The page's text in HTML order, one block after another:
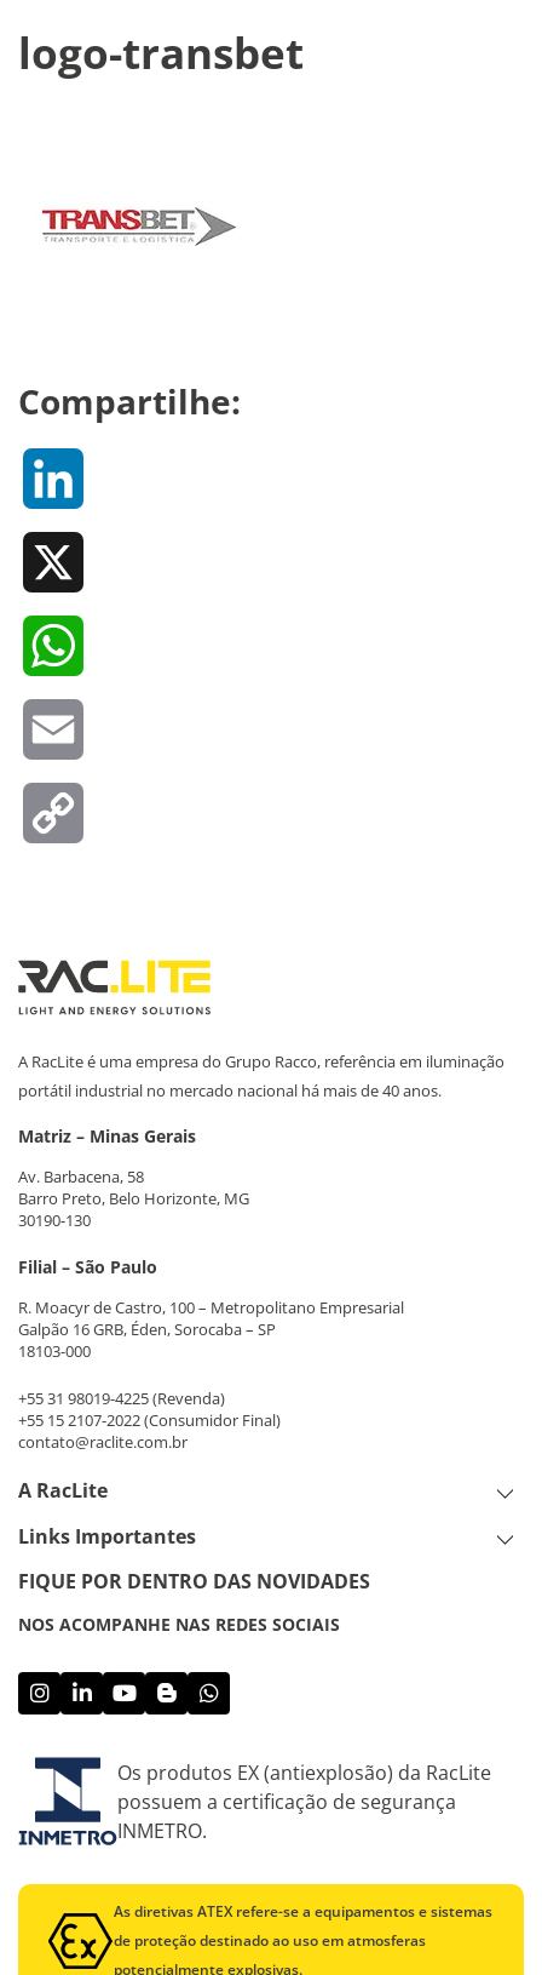
logo-transbet
Compartilhe:
A RacLite é uma empresa do Grupo Racco, referência em iluminação
portátil industrial no mercado nacional há mais de 40 anos.
Matriz – Minas Gerais
Av. Barbacena, 58
Barro Preto, Belo Horizonte, MG
30190-130
Filial – São Paulo
R. Moacyr de Castro, 100 – Metropolitano Empresarial
Galpão 16 GRB, Éden, Sorocaba – SP
18103-000
+55 31 98019-4225(Revenda)
+55 15 2107-2022(Consumidor Final)
contato@raclite.com.br
A RacLite
Links Importantes
FIQUE POR DENTRO DAS NOVIDADES
NOS ACOMPANHE NAS REDES SOCIAIS
Os produtos EX (antiexplosão) da RacLite
possuem a certificação de segurança
INMETRO.
As diretivas ATEX refere-se a equipamentos e sistemas
de proteção destinado ao uso em atmosferas
potencialmente explosivas.